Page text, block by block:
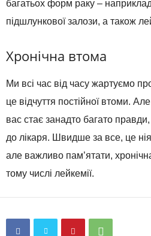
багатьох форм раку –
підшлункової залози, а також
Хронічна втома
Ми всі час від часу жартуємо
це відчуття постійної втоми.
вас стає занадто багато
до лікаря. Швидше за все, це
але важливо пам’ятати,
тому числі лейкемії.